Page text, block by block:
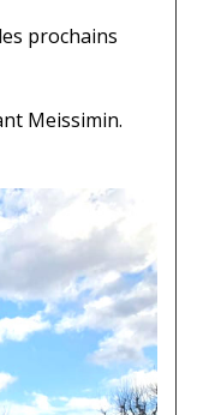
prochains
Meissimin.